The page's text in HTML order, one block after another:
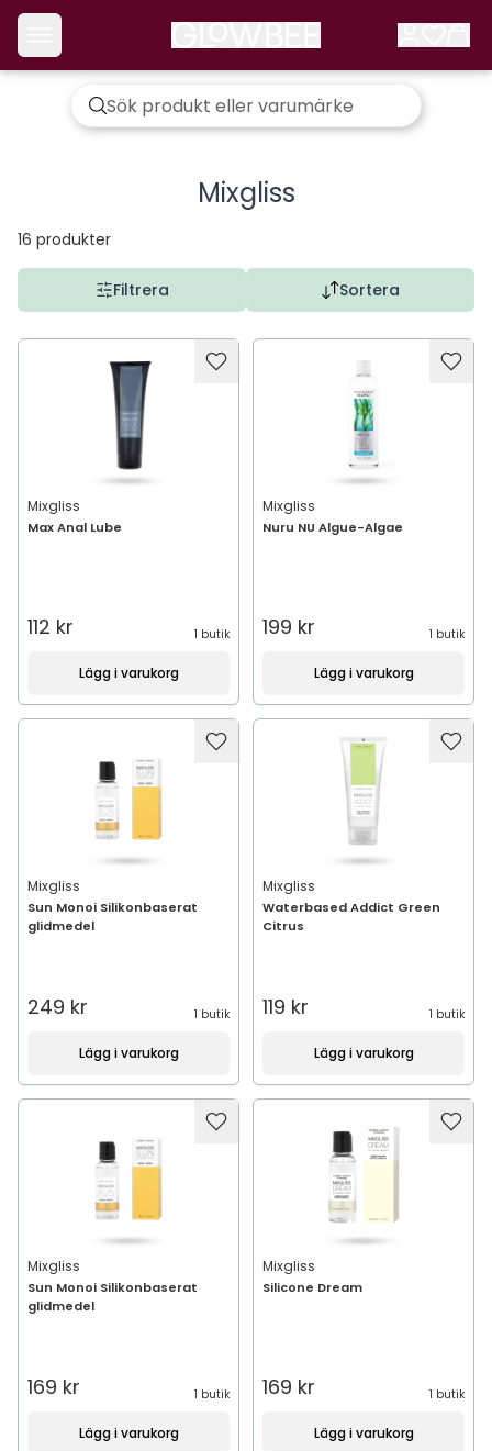
Mixgliss
16 produkter
Filtrera Sortera
Mixgliss
Max Anal Lube
112 kr 1 butik
Lägg i varukorg
Mixgliss
Nuru NU Algue-Algae
199 kr 1 butik
Lägg i varukorg
Mixgliss
Sun Monoi Silikonbaserat
glidmedel
249 kr 1 butik
Lägg i varukorg
Mixgliss
Waterbased Addict Green
Citrus
119 kr 1 butik
Lägg i varukorg
Mixgliss
Sun Monoi Silikonbaserat
glidmedel
169 kr 1 butik
Lägg i varukorg
Mixgliss
Silicone Dream
169 kr 1 butik
Lägg i varukorg